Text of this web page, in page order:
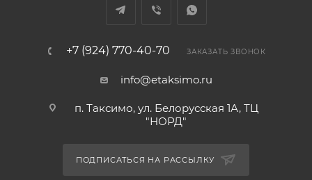
+7 (924) 770-40-70 ЗАКАЗАТЬ ЗВОНОК
info@etaksimo.ru
п. Таксимо, ул. Белорусская 1А, ТЦ
"НОРД"
ПОДПИСАТЬСЯ НА РАССЫЛКУ